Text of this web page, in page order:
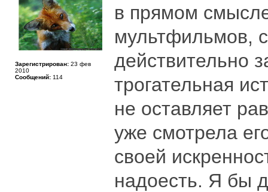
Зарегистрирован: 23 фев
2010
Сообщений: 114
в прямом
мультфильмов,
действительно
трогательная
не оставляет
уже смотрела
своей
надоесть. Я бы